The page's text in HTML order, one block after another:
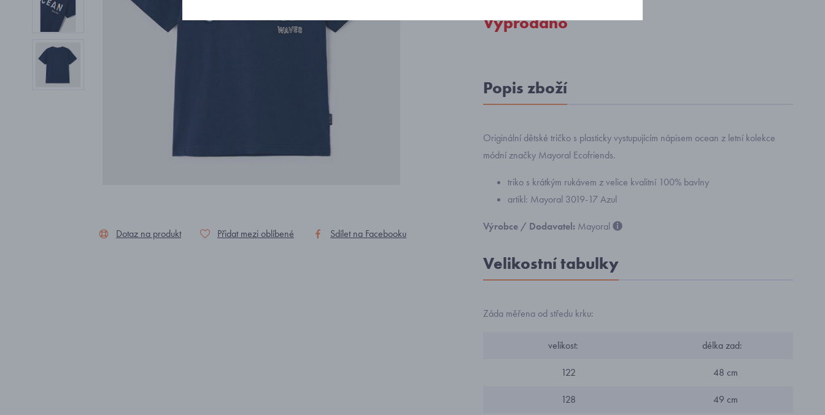
Dotaz na produkt Přidat mezi oblíbené Sdílet na Facebooku
Vyprodáno
Popis zboží
Originální dětské tričko s plasticky vystupujícím nápisem ocean z letní kolekce
módní značky Mayoral Ecofriends.
triko s krátkým rukávem z velice kvalitní 100% bavlny
artikl: Mayoral 3019-17 Azul
Výrobce / Dodavatel: Mayoral
Velikostní tabulky
Záda měřena od středu krku:
velikost: délka zad:
122 48 cm
128 49 cm